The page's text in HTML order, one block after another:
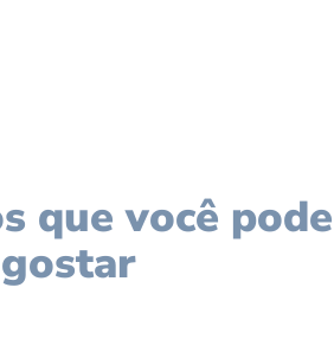
que você pode
gostar